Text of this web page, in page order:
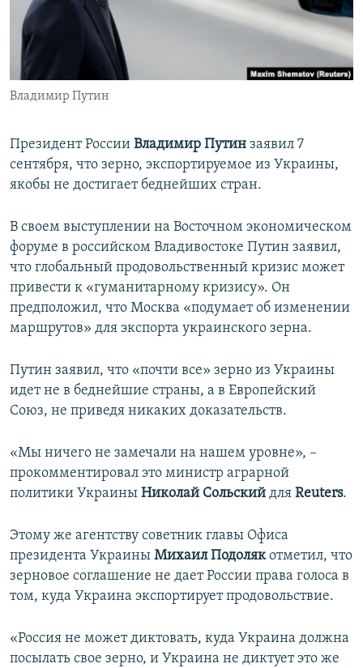
ПОБЕДИТЕЛЕЙ НЕ СУДЯТ?
КРЫМ.НЕПОКОРЕННЫЙ
ELIFBE
УКРАИНСКАЯ ПРОБЛЕМА КРЫМА
ПРИСОЕДИНЯЙТЕСЬ!
Владимир Путин
Президент России Владимир Путин заявил 7
сентября, что зерно, экспортируемое из Украины,
якобы не достигает беднейших стран.
В своем выступлении на Восточном экономическом
форуме в российском Владивостоке Путин заявил,
что глобальный продовольственный кризис может
привести к «гуманитарному кризису». Он
предположил, что Москва «подумает об изменении
маршрутов» для экспорта украинского зерна.
Путин заявил, что «почти все» зерно из Украины
идет не в беднейшие страны, а в Европейский
Союз, не приведя никаких доказательств.
«Мы ничего не замечали на нашем уровне», –
прокомментировал это министр аграрной
политики Украины Николай Сольский для Reuters.
Этому же агентству советник главы Офиса
президента Украины Михаил Подолякотметил, что
зерновое соглашение не дает России права голоса в
том, куда Украина экспортирует продовольствие.
«Россия не может диктовать, куда Украина должна
посылать свое зерно, и Украина не диктует это же